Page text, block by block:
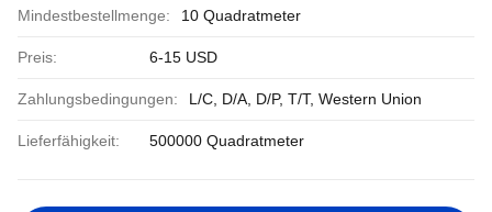
Mindestbestellmenge: 10 Quadratmeter
Preis: 6-15 USD
Zahlungsbedingungen: L/C, D/A, D/P, T/T, Western Union
Lieferfähigkeit: 500000 Quadratmeter